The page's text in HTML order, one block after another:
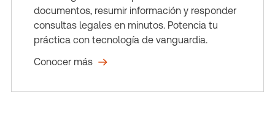
documentos, resumir información y responder
consultas legales en minutos. Potencia tu
práctica con tecnología de vanguardia.
Conocer más